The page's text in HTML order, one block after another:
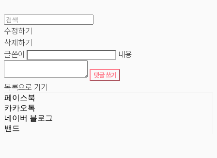
수정하기
삭제하기
글쓴이
내용
댓글 쓰기
목록으로 가기
페이스북
카카오톡
네이버 블로그
밴드